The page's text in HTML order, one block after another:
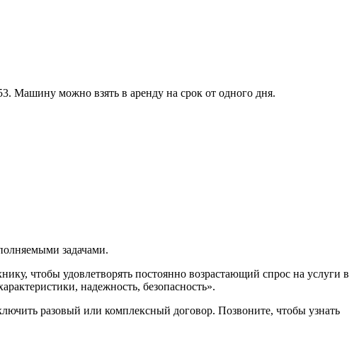
можно взять в аренду на срок от одного дня.
задачами.
чтобы удовлетворять постоянно возрастающий спрос на услуги в
надежность, безопасность».
разовый или комплексный договор. Позвоните, чтобы узнать